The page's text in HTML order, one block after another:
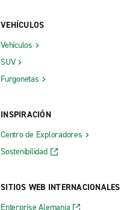
VEHÍCULOS
Vehículos
SUV
Furgonetas
INSPIRACIÓN
Centro de Exploradores
Sostenibilidad
SITIOS WEB INTERNACIONALES
Enterprise Alemania